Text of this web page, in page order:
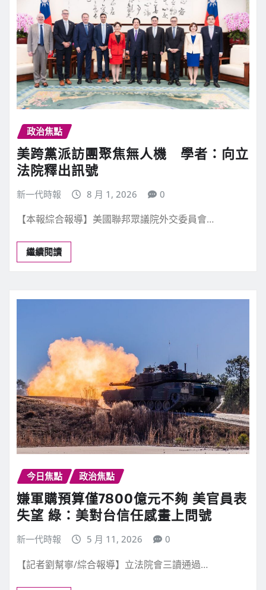
政治焦點
美跨黨派訪團聚焦無人機 學者：向立
法院釋出訊號
新一代時報 8 月 1, 2026 0
【本報綜合報導】美國聯邦眾議院外交委員會…
繼續閱讀
今日焦點 政治焦點
嫌軍購預算僅7800億元不夠 美官員表
失望 綠：美對台信任感畫上問號
新一代時報 5 月 11, 2026 0
【記者劉幫寧/綜合報導】立法院會三讀通過…